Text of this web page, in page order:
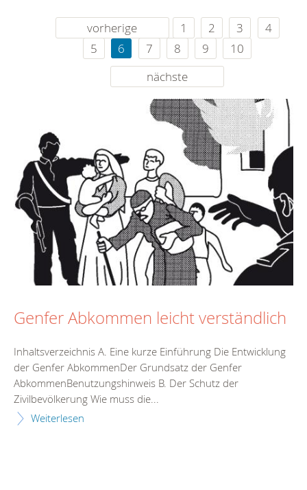
vorherige 1 2 3
4
5
6 7 8 9
10
nächste
Genfer Abkommen leicht verständlich
Inhaltsverzeichnis A. Eine kurze Einführung Die Entwicklung
der Genfer AbkommenDer Grundsatz der Genfer
AbkommenBenutzungshinweis B. Der Schutz der
Zivilbevölkerung Wie muss die...
Weiterlesen